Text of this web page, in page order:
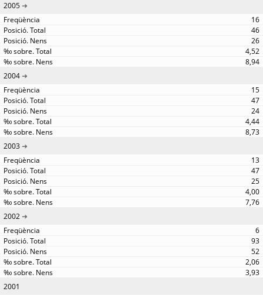
2005
16
46
26
4,52
8,94
2004
15
47
24
4,44
8,73
2003
13
47
25
4,00
7,76
2002
6
93
52
2,06
3,93
2001